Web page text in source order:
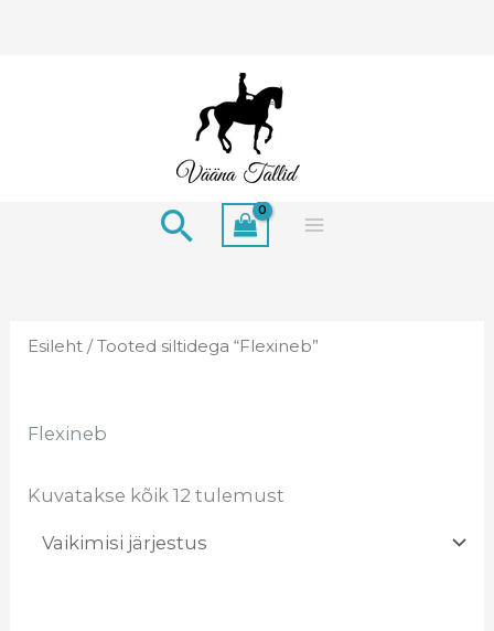
Search
Esileht / Tooted siltidega “Flexineb”
Flexineb
Kuvatakse kõik 12 tulemust